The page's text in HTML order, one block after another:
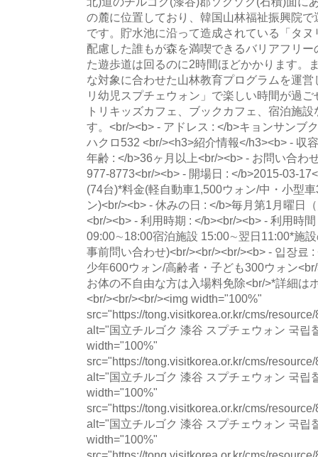
の麓に位置しており、韓国山林福祉振興院
です。貯水池に沿って造成されている「タ
配慮した誰もが森を満喫できるバリアフリ
た遊歩道は回るのに2時間ほどかかります。
な対象に合わせた山林教育プログラムを運
リ幼児スプチェウォン」で楽しい時間が過
トリキッズカフェ、ブックカフェ、宿泊施
す。<br/><b> - アドレス : </b>キョンサンブ
ハクロ532 <br/><h3>紹介情報</h3><b> - 収
年齢 : </b>36ヶ月以上<br/><b> - お問い合わ
977-8773<br/><b> - 開場日 : </b>2015-03-
(74台)*料金(軽自動車1,500ウォン/中・小型
ン)<br/><b> - 休みの日 : </b>毎月第1月曜日
<br/><b> - 利用時期 : </b><br/><b> - 利用時
09:00∼18:00宿泊施設 15:00∼翌日11:00*施
事前問い合わせ)<br/><br/><br/><b> - 입장료
少年600ウォン/高齢者・子ども300ウォン
お体の不自由な方は入場料免除<br/>*詳細は
<br/><br/><br/><img width="100%"
src="https://tong.visitkorea.or.kr/cms/
alt="国立チルゴク 漆谷 スプチェウォン 국립
width="100%"
src="https://tong.visitkorea.or.kr/cms/
alt="国立チルゴク 漆谷 スプチェウォン 국립
width="100%"
src="https://tong.visitkorea.or.kr/cms/
alt="国立チルゴク 漆谷 スプチェウォン 국립
width="100%"